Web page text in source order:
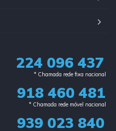
224 096 437
* Chamada rede fixa nacional​
918 460 481
* Chamada rede móvel nacional
939 023 840​